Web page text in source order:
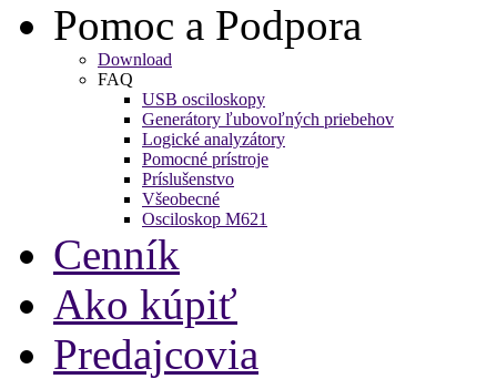
Pomoc a Podpora
Download
FAQ
USB osciloskopy
Generátory ľubovoľných priebehov
Logické analyzátory
Pomocné prístroje
Príslušenstvo
Všeobecné
Osciloskop M621
Cenník
Ako kúpiť
Predajcovia